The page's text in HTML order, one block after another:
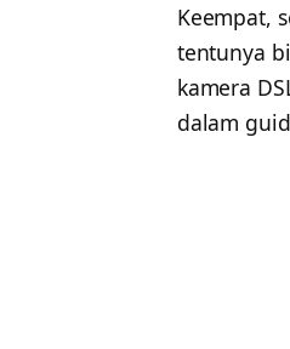
Keempat,
tentunya
kamera
dalam